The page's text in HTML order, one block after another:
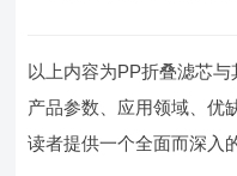
以上内容为PP折叠滤芯
产品参数、应用领域、优
读者提供一个全面而深入